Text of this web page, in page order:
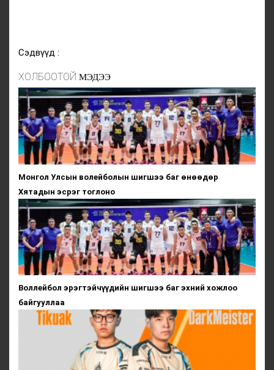
Сэдвүүд :
ХОЛБООТОЙ МЭДЭЭ
Монгол Улсын волейболын шигшээ баг өнөөдөр
Хятадын эсрэг тоглоно
Воллейбол эрэгтэйчүүдийн шигшээ баг эхний хожлоо
байгууллаа